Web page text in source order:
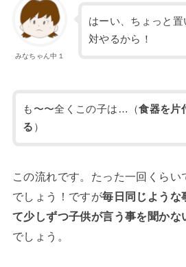
みなちゃん中１
はーい、ちょっと
対やるから！
も〜〜全くこの子は…（食器を片
る ）
この流れです。たった一回くらい
でしょう！ですが毎日同じような
て少しずつ子供が言う事を聞かな
でしょう。